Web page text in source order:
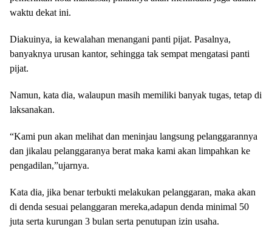
waktu dekat ini.
Diakuinya, ia kewalahan menangani panti pijat. Pasalnya,
banyaknya urusan kantor, sehingga tak sempat mengatasi panti
pijat.
Namun, kata dia, walaupun masih memiliki banyak tugas, tetap di
laksanakan.
“Kami pun akan melihat dan meninjau langsung pelanggarannya
dan jikalau pelanggaranya berat maka kami akan limpahkan ke
pengadilan,”ujarnya.
Kata dia, jika benar terbukti melakukan pelanggaran, maka akan
di denda sesuai pelanggaran mereka,adapun denda minimal 50
juta serta kurungan 3 bulan serta penutupan izin usaha.